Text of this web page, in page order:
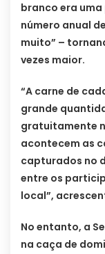
branco era
número anual
muito” –
vezes maior.
“A carne de
grande
gratuitamente
acontecem as
capturados no
entre os
local”,
No entanto, a
na caça de